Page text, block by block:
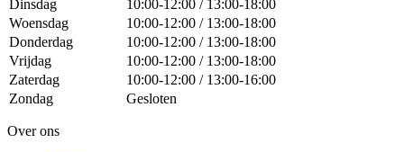
Dinsdag
10:00-12:00 / 13:00-18:00
Woensdag
10:00-12:00 / 13:00-18:00
Donderdag
10:00-12:00 / 13:00-18:00
Vrijdag
10:00-12:00 / 13:00-18:00
Zaterdag
10:00-12:00 / 13:00-16:00
Zondag
Gesloten
Over ons